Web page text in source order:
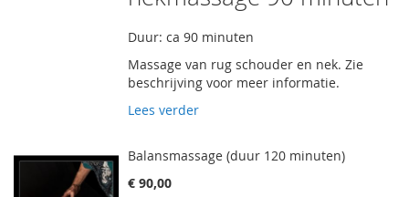
Duur: ca 90 minuten
Massage van rug schouder en nek. Zie
beschrijving voor meer informatie.
Lees verder
Balansmassage (duur 120 minuten)
€ 90,00